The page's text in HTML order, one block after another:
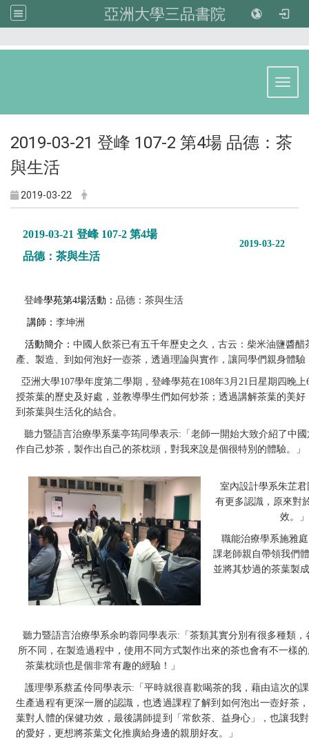
亞洲大學三品書院
2019-03-21 登峰 107-2 第4場 品德：茶
與生活
2019-03-22
2019-03-21 登峰 107-2 第4場
品德：茶與生活
2019-03-22
登峰學苑第4場活動： 品德：茶與生活
講師： 李坤洲
活動簡介： 中國人飲茶已有五千年歷史之久，古云：柴米油鹽醬
產、製造、到如何泡好一壺茶，透過理論與實作，讓同學們親身體
亞洲大學107學年度第二學期，登峰學苑在108年3 月 21 日星期四晚上
授茶葉的歷史及好處，並教導學生們如何炒茶；透過講解茶葉的美
到茶葉與生活化的結合。
聽力暨語言治療學系葉亭筠同學表示: 「老師一開始大致介紹了中
作自己炒茶，製作出自己的茶枕頭，對我來說是個很特別的體驗。」
室內設計學系朱芷
有更多認識，原來對
效。
職能治療學系施雅
課老師親自帶領我們
並將其炒過的茶葉製
聽力暨語言治療學系余昀蓉同學表示: 「茶類其實分別有很多種類
所不同，在製造過程中，使用不同方式製作出來的茶也會有不一樣
茶葉枕頭也是個非常有趣的經
護理學系蔡孟伶同學表示: 「平時就很喜歡喝茶的我，藉由這次的
生產過程有更深一層的認識，也透過課程了解到如何泡出一壺好茶
葉對人體的保健功效，最後講師提到「常飲茶、益身心」，也讓我
的愛好，更想將茶葉文化推廣給身邊的親朋好友。」